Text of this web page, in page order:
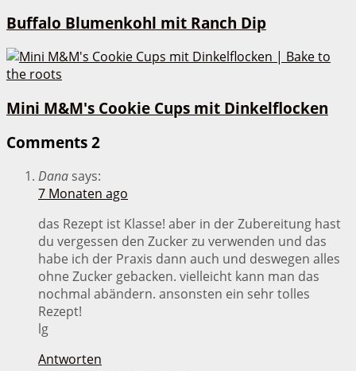
Buffalo Blumenkohl mit Ranch Dip
Mini M&M's Cookie Cups mit Dinkelflocken
Comments 2
Dana says:
7 Monaten ago
das Rezept ist Klasse! aber in der Zubereitung hast
du vergessen den Zucker zu verwenden und das
habe ich der Praxis dann auch und deswegen alles
ohne Zucker gebacken. vielleicht kann man das
nochmal abändern. ansonsten ein sehr tolles
Rezept!
lg
Antworten